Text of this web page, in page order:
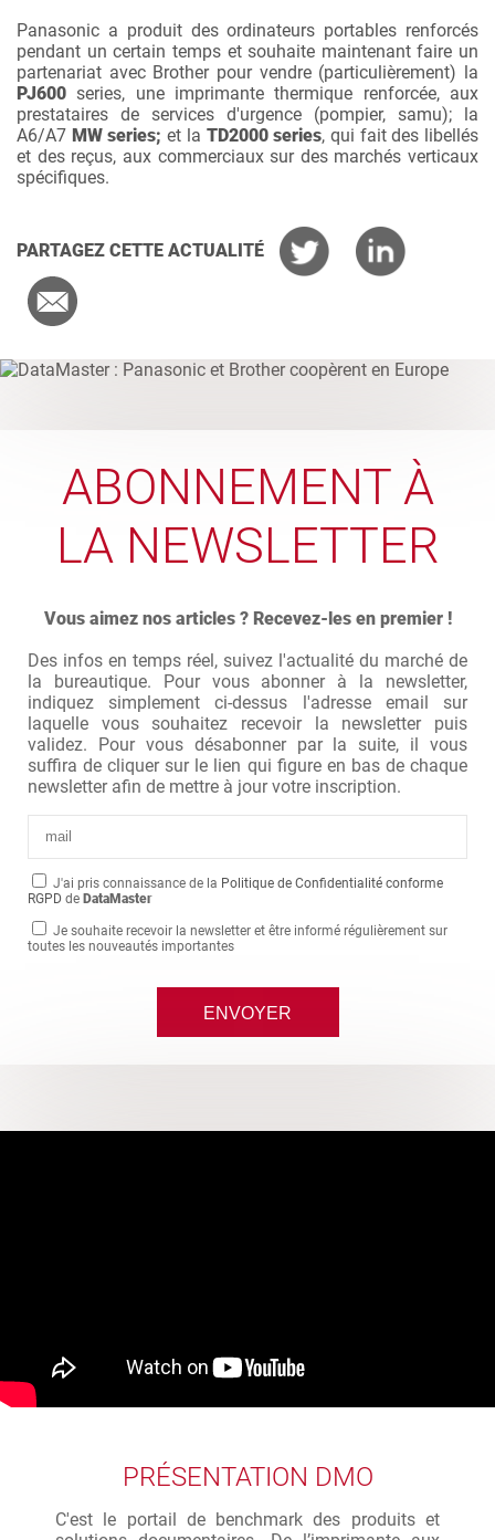
Panasonic a produit des ordinateurs portables renforcés
pendant un certain temps et souhaite maintenant faire un
partenariat avec Brother pour vendre (particulièrement) la
PJ600series, une imprimante thermique renforcée, aux
prestataires de services d'urgence (pompier, samu); la
A6/A7 MW series;et la TD2000 series, qui fait des libellés
et des reçus, aux commerciaux sur des marchés verticaux
spécifiques.
PARTAGEZ CETTE ACTUALITÉ
ABONNEMENT À
LA NEWSLETTER
Vous aimez nos articles ? Recevez-les en premier !
Des infos en temps réel, suivez l'actualité du marché de
la bureautique. Pour vous abonner à la newsletter,
indiquez simplement ci-dessus l'adresse email sur
laquelle vous souhaitez recevoir la newsletter puis
validez. Pour vous désabonner par la suite, il vous
suffira de cliquer sur le lien qui figure en bas de chaque
newsletter afin de mettre à jour votre inscription.
J'ai pris connaissance de la Politique de Confidentialité conforme
RGPD de DataMaster
Je souhaite recevoir la newsletter et être informé régulièrement sur
toutes les nouveautés importantes
PRÉSENTATION DMO
C'est le portail de benchmark des produits et